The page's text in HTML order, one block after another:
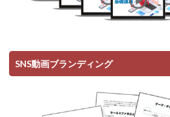
SNS動画ブランディング